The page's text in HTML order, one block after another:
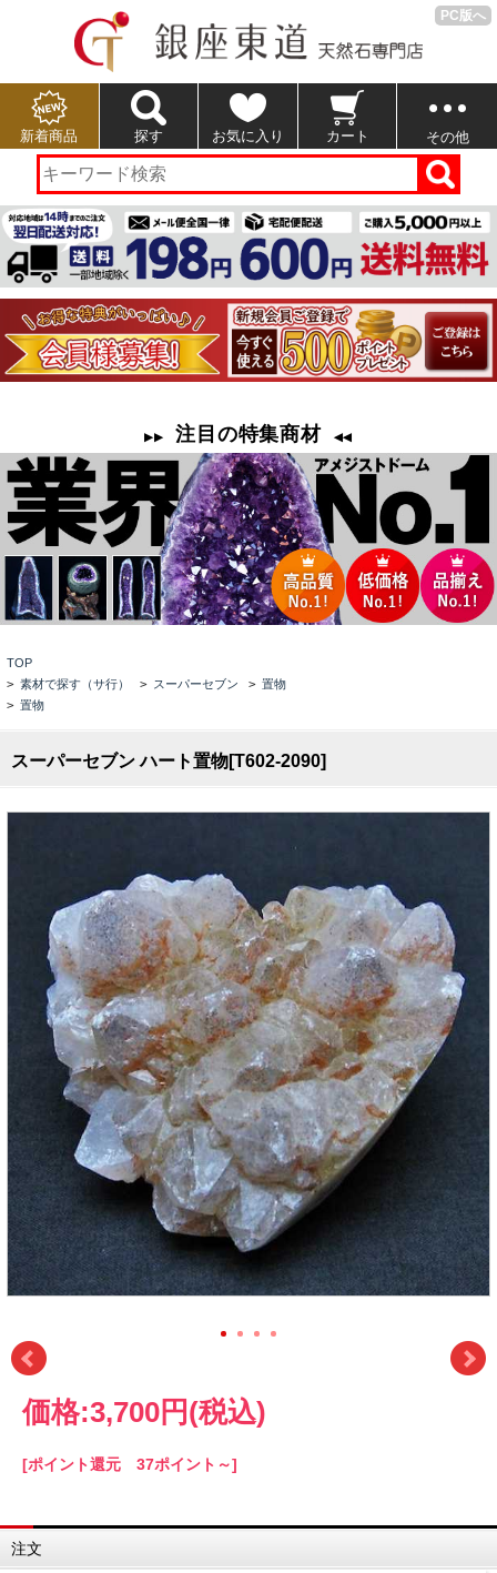
PC版へ
新着商品 探す お気に入り カート その他
TOP
> 素材で探す（サ行） > スーパーセブン > 置物
> 置物
スーパーセブン ハート置物[T602-2090]
価格:3,700円 (税込)
[ポイント還元 37ポイント～]
注文